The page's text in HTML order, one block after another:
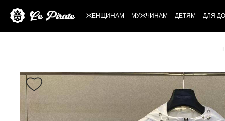
ЖЕНЩИНАМ МУЖЧИНАМ ДЕТЯМ ДЛЯ